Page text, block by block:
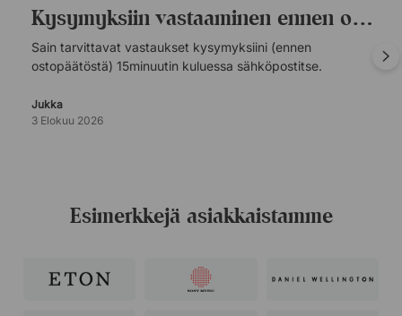
Kysymyksiin vastaaminen ennen ostopäätöstä.
Sain tarvittavat vastaukset kysymyksiini (ennen
ostopäätöstä) 15minuutin kuluessa sähköpostitse.
Jukka
3 Elokuu 2026
Esimerkkejä asiakkaistamme